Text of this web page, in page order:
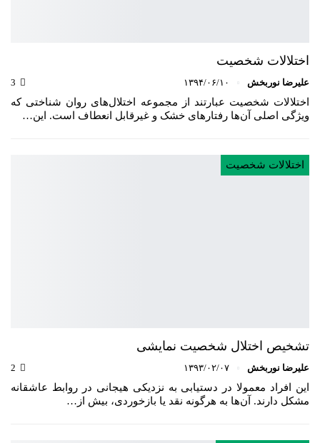
اختلالات شخصیت
علیرضا نوربخش ۱۳۹۴/۰۶/۱۰
اختلالات شخصیت عبارتند از مجموعه اختلال‌های روان شناختی که
ویژگی اصلی آن‌ها رفتارهای خشک و غیرقابل انعطاف است. این…
اختلالات شخصیت
تشخیص اختلال شخصیت نمایشی
علیرضا نوربخش ۱۳۹۳/۰۲/۰۷
این افراد معمولا در دستیابی به نزدیکی هیجانی در روابط عاشقانه
مشکل دارند. آن‌ها به هرگونه نقد یا بازخوردی، بیش از…